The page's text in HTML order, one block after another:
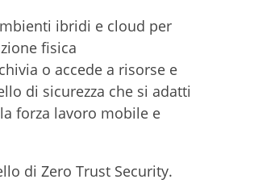
ibridi e cloud per
fisica
o accede a risorse e
di sicurezza che si adatti
forza lavoro mobile e
di Zero Trust Security.